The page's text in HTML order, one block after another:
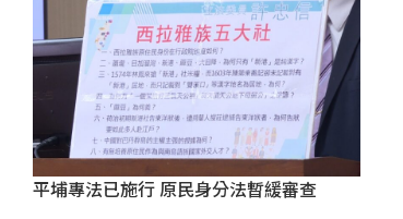
平埔專法已施行 原民身分法暫緩審查